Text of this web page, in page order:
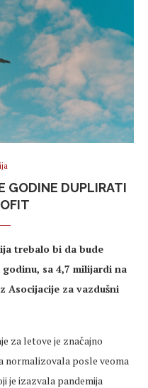
GODINE DUPLIRATI
trebalo bi da bude
sa 4,7 milijardi na
Asocijacije za vazdušni
za letove je značajno
normalizovala posle veoma
je izazvala pandemija